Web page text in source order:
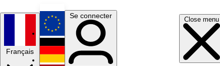
Close menu
Français
English
Deutsch
Se connecter